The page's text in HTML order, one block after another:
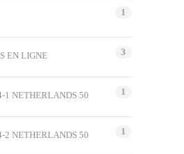
1
EN LIGNE 3
1 NETHERLANDS 50 1
2 NETHERLANDS 50 1